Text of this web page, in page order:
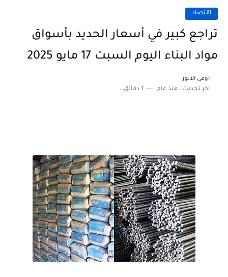
اقتصاد
تراجع كبير في أسعار الحديد بأسواق
مواد البناء اليوم السبت 17 مايو 2025
اوفى الانور
اخر تحديث :منذ عام 1 دقائق للقراءة